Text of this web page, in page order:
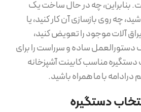
بنابراین، چه در حال ساخت یک
چه روی بازسازی آن کار کنید، یا
آلات موجود را تعویض کنید،
دستورالعمل ساده و سرراست را برای
مناسب کابینت آشپزخانه
درادامه با ما همراه باشید.
دستگیره